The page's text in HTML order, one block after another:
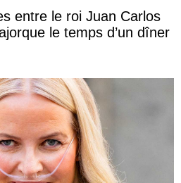
entre le roi Juan Carlos
le temps d’un dîner